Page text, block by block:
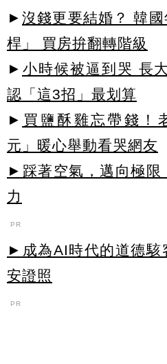
► 沒錢更要結婚？ 韓
桿」 買房拚翻轉階級
► 小時候被逼到哭 長
認「這3招」最划算
► 買鹽酥雞忘帶錢！
元」暖心舉動看哭網友
►踩著空氣，邁向極限
力
PR
►成為AI時代的道德駭
安證照
PR